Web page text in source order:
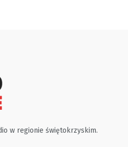
w regionie świętokrzyskim.